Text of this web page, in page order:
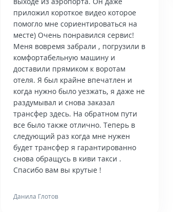
приложил короткое видео которое
помогло мне сориентироваться на
месте) Очень понравился сервис!
Меня вовремя забрали , погрузили в
комфортабельную машину и
доставили прямиком к воротам
отеля. Я был крайне впечатлен и
когда нужно было уезжать, я даже не
раздумывал и снова заказал
трансфер здесь. На обратном пути
все было также отлично. Теперь в
следующий раз когда мне нужен
будет трансфер я гарантированно
снова обращусь в киви такси .
Спасибо вам вы крутые !
Данила Глотов